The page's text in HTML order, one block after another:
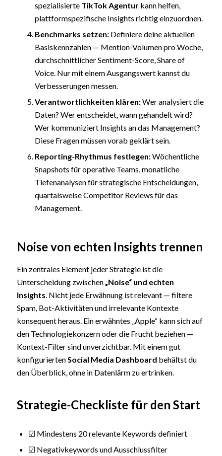
spezialisierte TikTok Agenturkann helfen,
plattformspezifische Insights richtig einzuordnen.
Benchmarks setzen:Definiere deine aktuellen
Basiskennzahlen — Mention-Volumen pro Woche,
durchschnittlicher Sentiment-Score, Share of
Voice. Nur mit einem Ausgangswert kannst du
Verbesserungen messen.
Verantwortlichkeiten klären:Wer analysiert die
Daten? Wer entscheidet, wann gehandelt wird?
Wer kommuniziert Insights an das Management?
Diese Fragen müssen vorab geklärt sein.
Reporting-Rhythmus festlegen:Wöchentliche
Snapshots für operative Teams, monatliche
Tiefenanalysen für strategische Entscheidungen,
quartalsweise Competitor Reviews für das
Management.
Noise von echten Insights trennen
Ein zentrales Element jeder Strategie ist die
Unterscheidung zwischen„Noise“ und echten
Insights. Nicht jede Erwähnung ist relevant — filtere
Spam, Bot-Aktivitäten und irrelevante Kontexte
konsequent heraus. Ein erwähntes „Apple“ kann sich auf
den Technologiekonzern oder die Frucht beziehen —
Kontext-Filter sind unverzichtbar. Mit einem gut
konfiguriertenSocial Media Dashboard behältst du
den Überblick, ohne in Datenlärm zu ertrinken.
Strategie-Checkliste für den Start
☑ Mindestens 20 relevante Keywords definiert
☑ Negativkeywords und Ausschlussfilter